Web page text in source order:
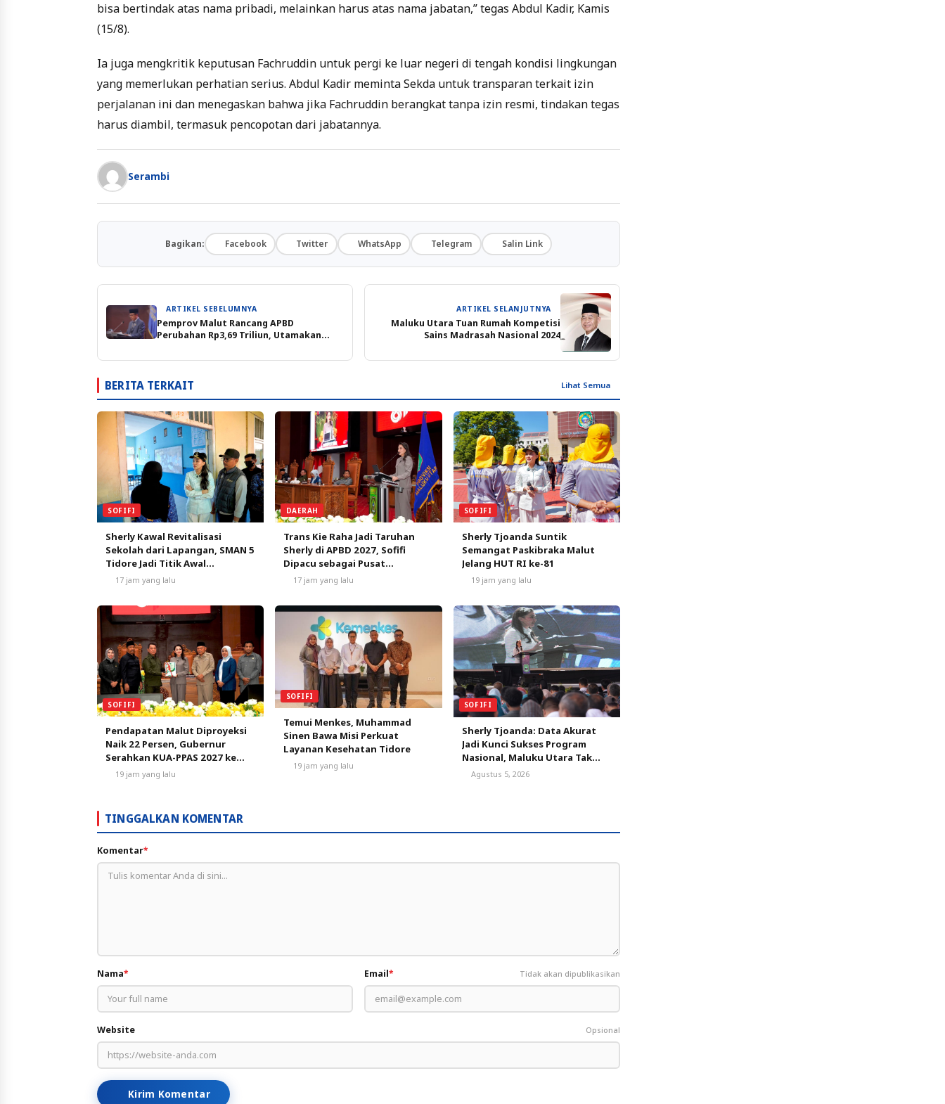
bisa bertindak atas nama pribadi, melainkan harus atas nama jabatan,” tegas Abdul Kadir, Kamis
(15/8).
Ia juga mengkritik keputusan Fachruddin untuk pergi ke luar negeri di tengah kondisi lingkungan
yang memerlukan perhatian serius. Abdul Kadir meminta Sekda untuk transparan terkait izin
perjalanan ini dan menegaskan bahwa jika Fachruddin berangkat tanpa izin resmi, tindakan tegas
harus diambil, termasuk pencopotan dari jabatannya.
Serambi
Bagikan: Facebook Twitter WhatsApp Telegram Salin Link
ARTIKEL SEBELUMNYA
Pemprov Malut Rancang APBD
Perubahan Rp3,69 Triliun, Utamakan
ARTIKEL SELANJUTNYA
Maluku Utara Tuan Rumah Kompetisi
Sains Madrasah Nasional 2024
BERITA TERKAIT Lihat Semua
SOFIFI
Sherly Kawal Revitalisasi
Sekolah dari Lapangan, SMAN 5
Tidore Jadi Titik Awal
Pendidikan Bermutu
17 jam yang lalu
DAERAH
Trans Kie Raha Jadi Taruhan
Sherly di APBD 2027, Sofifi
Dipacu sebagai Pusat
Pertumbuhan
17 jam yang lalu
SOFIFI
Sherly Tjoanda Suntik
Semangat Paskibraka Malut
Jelang HUT RI ke-81
19 jam yang lalu
SOFIFI
Pendapatan Malut Diproyeksi
Naik 22 Persen, Gubernur
Serahkan KUA-PPAS 2027 ke
DPRD
19 jam yang lalu
SOFIFI
Temui Menkes, Muhammad
Sinen Bawa Misi Perkuat
Layanan Kesehatan Tidore
19 jam yang lalu
SOFIFI
Sherly Tjoanda: Data Akurat
Jadi Kunci Sukses Program
Nasional, Maluku Utara Tak
Boleh Kehilangan Peluang
Agustus 5, 2026
TINGGALKAN KOMENTAR
Komentar*
Nama* Email* Tidak akan dipublikasikan
Website Opsional
Kirim Komentar